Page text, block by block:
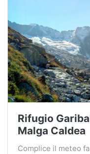
Rifugio
Malga Caldea
Complice il meteo